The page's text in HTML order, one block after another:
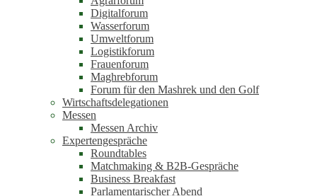
Digitalforum
Wasserforum
Umweltforum
Logistikforum
Frauenforum
Maghrebforum
Forum für den Mashrek und den Golf
Wirtschaftsdelegationen
Messen
Messen Archiv
Expertengespräche
Roundtables
Matchmaking & B2B-Gespräche
Business Breakfast
Parlamentarischer Abend